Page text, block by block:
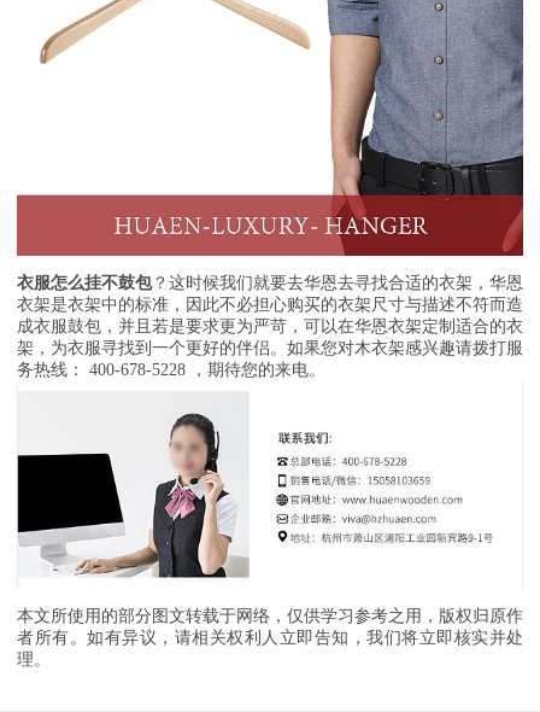
衣服怎么挂不鼓包？这时候我们就要去华恩去寻找合适的衣架，华恩
衣架是衣架中的标准，因此不必担心购买的衣架尺寸与描述不符而造
成衣服鼓包，并且若是要求更为严苛，可以在华恩衣架定制适合的衣
架，为衣服寻找到一个更好的伴侣。如果您对木衣架感兴趣请拨打服
务热线： 400-678-5228 ，期待您的来电。
本文所使用的部分图文转载于网络，仅供学习参考之用，版权归原作
者所有。如有异议，请相关权利人立即告知，我们将立即核实并处
理。